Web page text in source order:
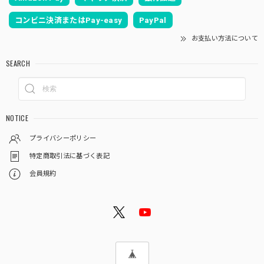
コンビニ決済またはPay-easy PayPal
お支払い方法について
SEARCH
NOTICE
プライバシーポリシー
特定商取引法に基づく表記
会員規約